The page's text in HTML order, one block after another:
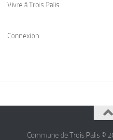
Vivre à Trois Palis
Connexion
Commune de Trois Palis ©